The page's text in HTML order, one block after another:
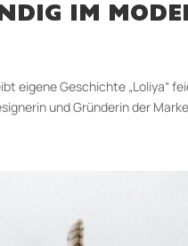
IM
eigene Geschichte „Loliya“
und Gründerin der Marke